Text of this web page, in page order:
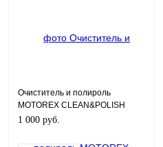
Очиститель и полироль
MOTOREX CLEAN&POLISH
ACTIVE FOAM 500ml
1 000 руб.